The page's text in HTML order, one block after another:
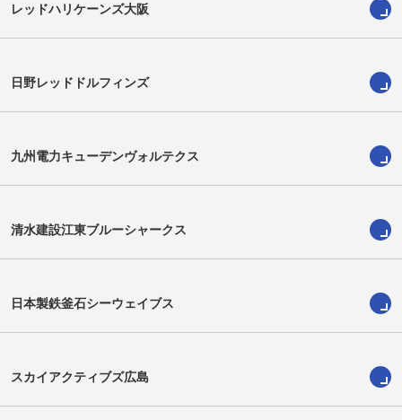
レッドハリケーンズ大阪
日野レッドドルフィンズ
九州電力キューデンヴォルテクス
清水建設江東ブルーシャークス
日本製鉄釜石シーウェイブス
スカイアクティブズ広島